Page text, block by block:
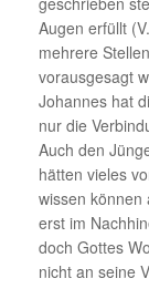
Augen erfüllt
mehrere
vorausgesagt
Johannes hat
nur die
Auch den
hätten vieles
wissen können
erst im
doch Gottes
nicht an seine